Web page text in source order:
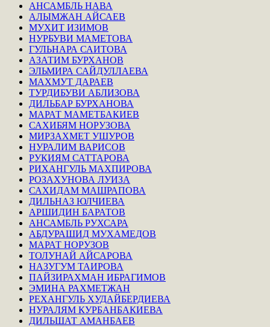
АНСАМБЛЬ НАВА
АЛЫМЖАН АЙСАЕВ
МУХИТ ИЗИМОВ
НУРБУВИ МАМЕТОВА
ГУЛЬНАРА САИТОВА
АЗАТИМ БУРХАНОВ
ЭЛЬМИРА САЙДУЛЛАЕВА
МАХМУТ ДАРАЕВ
ТУРДИБУВИ АБЛИЗОВА
ДИЛЬБАР БУРХАНОВА
МАРАТ МАМЕТБАКИЕВ
САХИБЯМ НОРУЗОВА
МИРЗАХМЕТ УШУРОВ
НУРАЛИМ ВАРИСОВ
РУКИЯМ САТТАРОВА
РИХАНГУЛЬ МАХПИРОВА
РОЗАХУНОВА ЛУИЗА
САХИДАМ МАШРАПОВА
ДИЛЬНАЗ ЮЛЧИЕВА
АРШИДИН БАРАТОВ
АНСАМБЛЬ РУХСАРА
АБДУРАШИД МУХАМЕДОВ
МАРАТ НОРУЗОВ
ТОЛУНАЙ АЙСАРОВА
НАЗУГУМ ТАИРОВА
ПАЙЗИРАХМАН ИБРАГИМОВ
ЭМИНА РАХМЕТЖАН
РЕХАНГУЛЬ ХУДАЙБЕРДИЕВА
НУРАЛЯМ КУРБАНБАКИЕВА
ДИЛЬШАТ АМАНБАЕВ